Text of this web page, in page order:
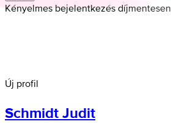
Kényelmes bejelentkezés díjmentesen
Új profil
Schmidt Judit